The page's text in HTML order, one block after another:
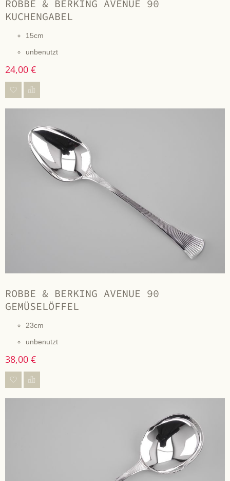
ROBBE & BERKING AVENUE 90
KUCHENGABEL
15cm
unbenutzt
24,00 €
ROBBE & BERKING AVENUE 90
GEMÜSELÖFFEL
23cm
unbenutzt
38,00 €